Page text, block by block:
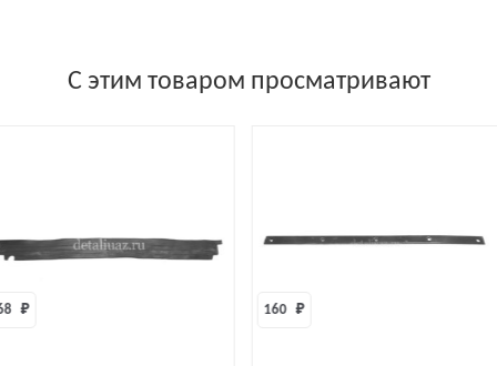
С этим товаром просматривают
₽ 160 ₽